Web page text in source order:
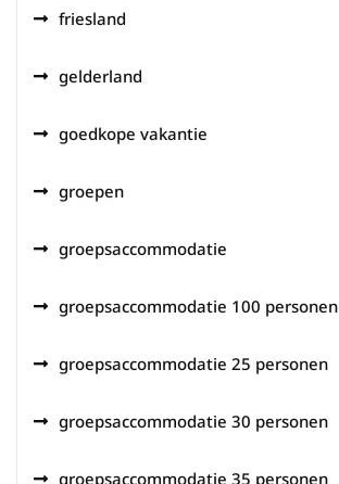
friesland
gelderland
goedkope vakantie
groepen
groepsaccommodatie
groepsaccommodatie 100 personen
groepsaccommodatie 25 personen
groepsaccommodatie 30 personen
groepsaccommodatie 35 personen